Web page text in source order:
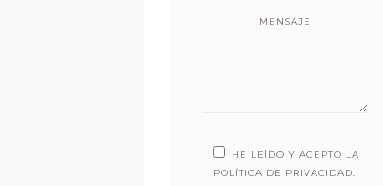
MENSAJE
HE LEÍDO Y ACEPTO LA
POLÍTICA DE PRIVACIDAD.